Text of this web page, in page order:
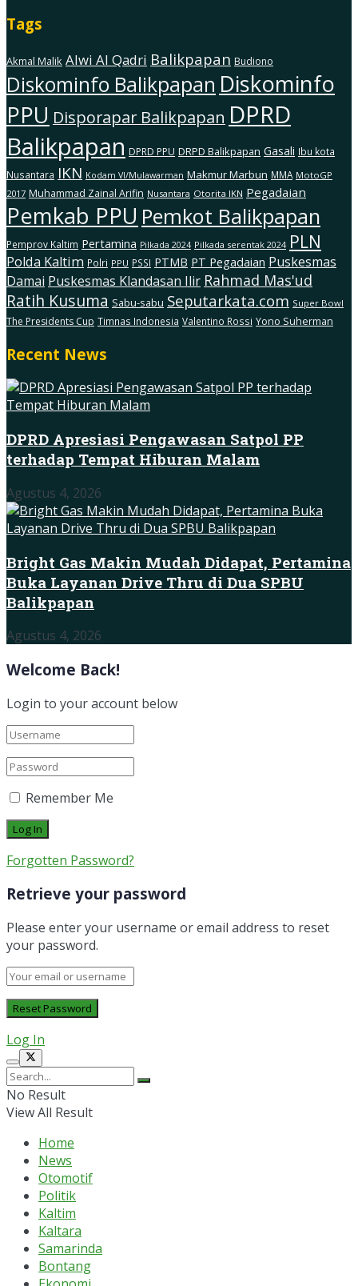
Tags
Akmal Malik Alwi Al Qadri Balikpapan Budiono
Diskominfo Balikpapan Diskominfo
PPU Disporapar Balikpapan DPRD
Balikpapan DPRD PPU DRPD Balikpapan Gasali Ibu kota
Nusantara IKN Kodam Vl/Mulawarman Makmur Marbun MMA MotoGP
2017 Muhammad Zainal Arifin Nusantara Otorita IKN Pegadaian
Pemkab PPU Pemkot Balikpapan
Pemprov Kaltim Pertamina Pilkada 2024 Pilkada serentak 2024 PLN
Polda Kaltim Polri PPU PSSI PTMB PT Pegadaian Puskesmas
Damai Puskesmas Klandasan Ilir Rahmad Mas'ud
Ratih Kusuma Sabu-sabu Seputarkata.com Super Bowl
The Presidents Cup Timnas Indonesia Valentino Rossi Yono Suherman
Recent News
DPRD Apresiasi Pengawasan Satpol PP
terhadap Tempat Hiburan Malam
Agustus 4, 2026
Bright Gas Makin Mudah Didapat, Pertamina
Buka Layanan Drive Thru di Dua SPBU
Balikpapan
Agustus 4, 2026
Welcome Back!
Login to your account below
Remember Me
Forgotten Password?
Retrieve your password
Please enter your username or email address to reset
your password.
Log In
No Result
View All Result
Home
News
Otomotif
Politik
Kaltim
Kaltara
Samarinda
Bontang